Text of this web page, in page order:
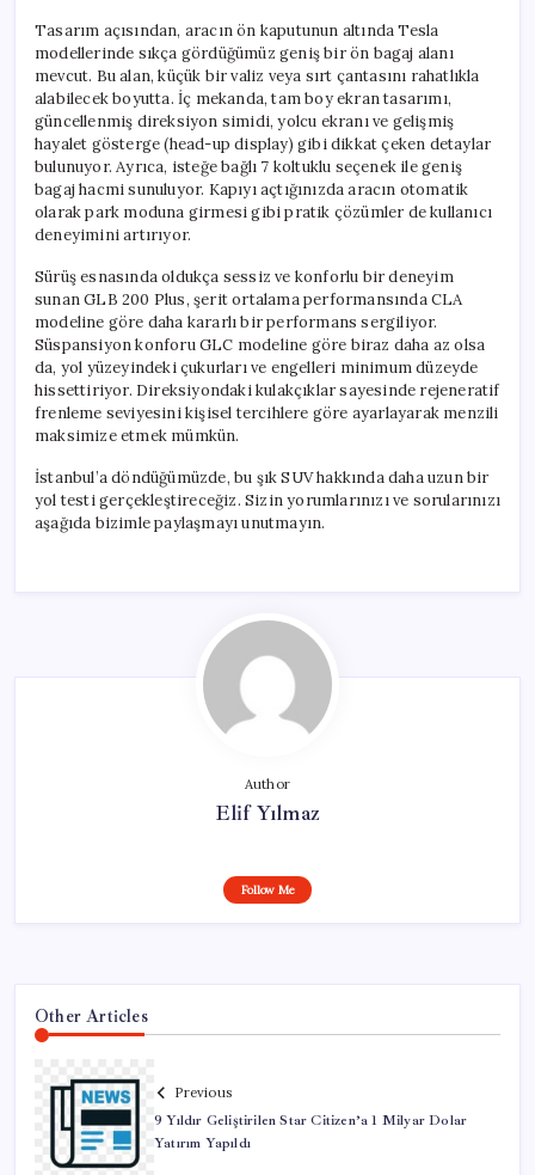
Tasarım açısından, aracın ön kaputunun altında Tesla
modellerinde sıkça gördüğümüz geniş bir ön bagaj alanı
mevcut. Bu alan, küçük bir valiz veya sırt çantasını rahatlıkla
alabilecek boyutta. İç mekanda, tam boy ekran tasarımı,
güncellenmiş direksiyon simidi, yolcu ekranı ve gelişmiş
hayalet gösterge (head-up display) gibi dikkat çeken detaylar
bulunuyor. Ayrıca, isteğe bağlı 7 koltuklu seçenek ile geniş
bagaj hacmi sunuluyor. Kapıyı açtığınızda aracın otomatik
olarak park moduna girmesi gibi pratik çözümler de kullanıcı
deneyimini artırıyor.
Sürüş esnasında oldukça sessiz ve konforlu bir deneyim
sunan GLB 200 Plus, şerit ortalama performansında CLA
modeline göre daha kararlı bir performans sergiliyor.
Süspansiyon konforu GLC modeline göre biraz daha az olsa
da, yol yüzeyindeki çukurları ve engelleri minimum düzeyde
hissettiriyor. Direksiyondaki kulakçıklar sayesinde rejeneratif
frenleme seviyesini kişisel tercihlere göre ayarlayarak menzili
maksimize etmek mümkün.
İstanbul’a döndüğümüzde, bu şık SUV hakkında daha uzun bir
yol testi gerçekleştireceğiz. Sizin yorumlarınızı ve sorularınızı
aşağıda bizimle paylaşmayı unutmayın.
Author
Elif Yılmaz
Follow Me
Other Articles
Previous
9 Yıldır Geliştirilen Star Citizen’a 1 Milyar Dolar
Yatırım Yapıldı